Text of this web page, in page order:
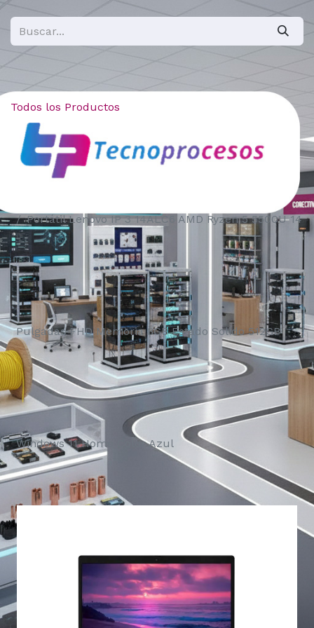
Todos los Productos
Portátil Lenovo IP 3 14ALC6 AMD Ryzen 5 5500U 14
Pulgadas FHD Memoria 8GB Estado Solido 512GB
Windows 11 Home Color Azul